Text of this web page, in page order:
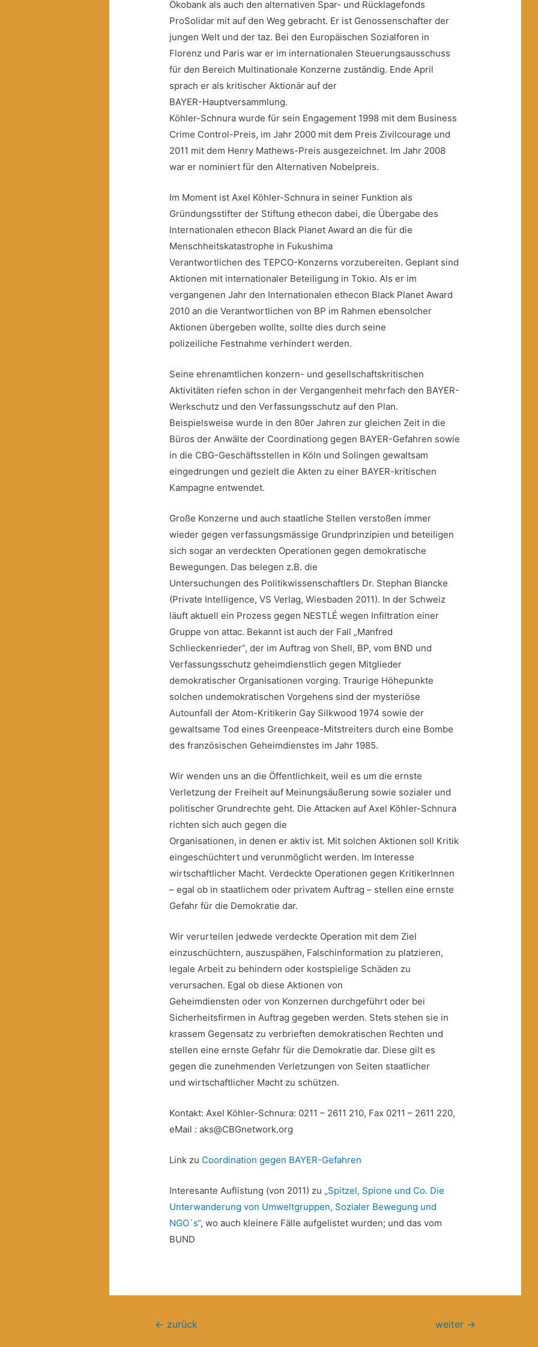
Ökobank als auch den alternativen Spar- und Rücklagefonds
ProSolidar mit auf den Weg gebracht. Er ist Genossenschafter der
jungen Welt und der taz. Bei den Europäischen Sozialforen in
Florenz und Paris war er im internationalen Steuerungsausschuss
für den Bereich Multinationale Konzerne zuständig. Ende April
sprach er als kritischer Aktionär auf der
BAYER-Hauptversammlung.
Köhler-Schnura wurde für sein Engagement 1998 mit dem Business
Crime Control-Preis, im Jahr 2000 mit dem Preis Zivilcourage und
2011 mit dem Henry Mathews-Preis ausgezeichnet. Im Jahr 2008
war er nominiert für den Alternativen Nobelpreis.
Im Moment ist Axel Köhler-Schnura in seiner Funktion als
Gründungsstifter der Stiftung ethecon dabei, die Übergabe des
Internationalen ethecon Black Planet Award an die für die
Menschheitskatastrophe in Fukushima
Verantwortlichen des TEPCO-Konzerns vorzubereiten. Geplant sind
Aktionen mit internationaler Beteiligung in Tokio. Als er im
vergangenen Jahr den Internationalen ethecon Black Planet Award
2010 an die Verantwortlichen von BP im Rahmen ebensolcher
Aktionen übergeben wollte, sollte dies durch seine
polizeiliche Festnahme verhindert werden.
Seine ehrenamtlichen konzern- und gesellschaftskritischen
Aktivitäten riefen schon in der Vergangenheit mehrfach den BAYER-
Werkschutz und den Verfassungsschutz auf den Plan.
Beispielsweise wurde in den 80er Jahren zur gleichen Zeit in die
Büros der Anwälte der Coordinationg gegen BAYER-Gefahren sowie
in die CBG-Geschäftsstellen in Köln und Solingen gewaltsam
eingedrungen und gezielt die Akten zu einer BAYER-kritischen
Kampagne entwendet.
Große Konzerne und auch staatliche Stellen verstoßen immer
wieder gegen verfassungsmässige Grundprinzipien und beteiligen
sich sogar an verdeckten Operationen gegen demokratische
Bewegungen. Das belegen z.B. die
Untersuchungen des Politikwissenschaftlers Dr. Stephan Blancke
(Private Intelligence, VS Verlag, Wiesbaden 2011). In der Schweiz
läuft aktuell ein Prozess gegen NESTLÉ wegen Infiltration einer
Gruppe von attac. Bekannt ist auch der Fall „Manfred
Schlieckenrieder“, der im Auftrag von Shell, BP, vom BND und
Verfassungsschutz geheimdienstlich gegen Mitglieder
demokratischer Organisationen vorging. Traurige Höhepunkte
solchen undemokratischen Vorgehens sind der mysteriöse
Autounfall der Atom-Kritikerin Gay Silkwood 1974 sowie der
gewaltsame Tod eines Greenpeace-Mitstreiters durch eine Bombe
des französischen Geheimdienstes im Jahr 1985.
Wir wenden uns an die Öffentlichkeit, weil es um die ernste
Verletzung der Freiheit auf Meinungsäußerung sowie sozialer und
politischer Grundrechte geht. Die Attacken auf Axel Köhler-Schnura
richten sich auch gegen die
Organisationen, in denen er aktiv ist. Mit solchen Aktionen soll Kritik
eingeschüchtert und verunmöglicht werden. Im Interesse
wirtschaftlicher Macht. Verdeckte Operationen gegen KritikerInnen
– egal ob in staatlichem oder privatem Auftrag – stellen eine ernste
Gefahr für die Demokratie dar.
Wir verurteilen jedwede verdeckte Operation mit dem Ziel
einzuschüchtern, auszuspähen, Falschinformation zu platzieren,
legale Arbeit zu behindern oder kostspielige Schäden zu
verursachen. Egal ob diese Aktionen von
Geheimdiensten oder von Konzernen durchgeführt oder bei
Sicherheitsfirmen in Auftrag gegeben werden. Stets stehen sie in
krassem Gegensatz zu verbrieften demokratischen Rechten und
stellen eine ernste Gefahr für die Demokratie dar. Diese gilt es
gegen die zunehmenden Verletzungen von Seiten staatlicher
und wirtschaftlicher Macht zu schützen.
Kontakt: Axel Köhler-Schnura: 0211 – 2611 210, Fax 0211 – 2611 220,
eMail : aks@CBGnetwork.org
Link zu Coordination gegen BAYER-Gefahren
Interesante Auflistung (von 2011) zu „Spitzel, Spione und Co. Die
Unterwanderung von Umweltgruppen, Sozialer Bewegung und
NGO`s“, wo auch kleinere Fälle aufgelistet wurden; und das vom
BUND
Beitragsnavigation
← zurück weiter →